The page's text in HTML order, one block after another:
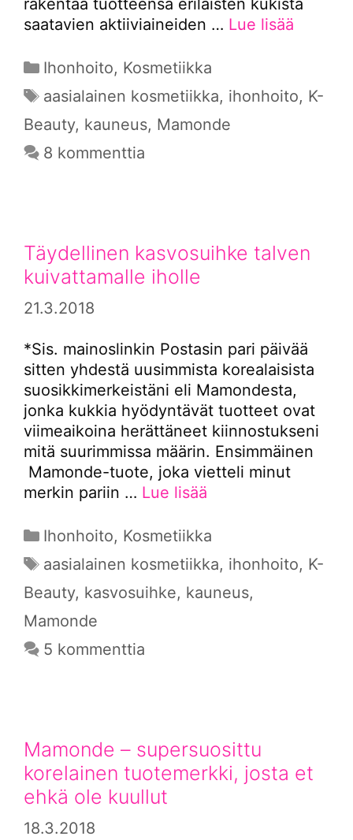
rakentaa tuotteensa erilaisten kukista
saatavien aktiiviaineiden … Lue lisää
Kategoriat
Ihonhoito, Kosmetiikka
Avainsanat
aasialainen kosmetiikka, ihonhoito, K-
Beauty, kauneus, Mamonde
8 kommenttia
Täydellinen kasvosuihke talven
kuivattamalle iholle
21.3.2018
*Sis. mainoslinkin Postasin pari päivää
sitten yhdestä uusimmista korealaisista
suosikkimerkeistäni eli Mamondesta,
jonka kukkia hyödyntävät tuotteet ovat
viimeaikoina herättäneet kiinnostukseni
mitä suurimmissa määrin. Ensimmäinen
Mamonde-tuote, joka vietteli minut
merkin pariin … Lue lisää
Kategoriat
Ihonhoito, Kosmetiikka
Avainsanat
aasialainen kosmetiikka, ihonhoito, K-
Beauty, kasvosuihke, kauneus,
Mamonde
5 kommenttia
Mamonde – supersuosittu
korelainen tuotemerkki, josta et
ehkä ole kuullut
18.3.2018